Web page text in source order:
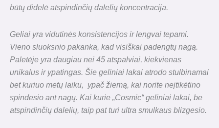
būtų didelė atspindinčių dalelių koncentracija.
Geliai yra vidutinės konsistencijos ir lengvai tepami.
Vieno sluoksnio pakanka, kad visiškai padengtų nagą.
Paletėje yra daugiau nei 45 atspalviai, kiekvienas
unikalus ir ypatingas. Šie geliniai lakai atrodo stulbinamai
bet kuriuo metų laiku, ypač žiemą, kai norite neįtikėtino
spindesio ant nagų. Kai kurie „Cosmic“ geliniai lakai, be
atspindinčių dalelių, taip pat turi ultra smulkaus blizgesio.